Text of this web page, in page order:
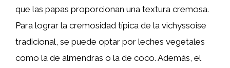
que las papas proporcionan una textura cremosa.
Para lograr la cremosidad típica de la vichyssoise
tradicional, se puede optar por leches vegetales
como la de almendras o la de coco. Además, el